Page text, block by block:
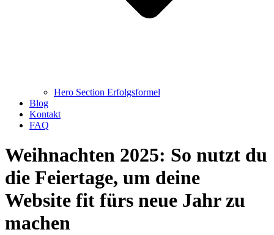
Hero Section Erfolgsformel
Blog
Kontakt
FAQ
Weihnachten 2025: So nutzt du
die Feiertage, um deine
Website fit fürs neue Jahr zu
machen